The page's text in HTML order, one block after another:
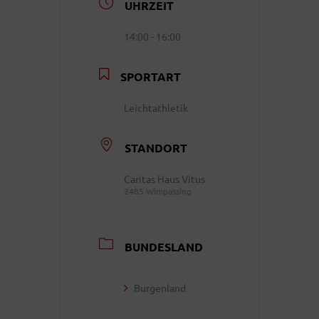
UHRZEIT
14:00 - 16:00
SPORTART
Leichtathletik
STANDORT
Caritas Haus Vitus
2485 Wimpassing
BUNDESLAND
Burgenland